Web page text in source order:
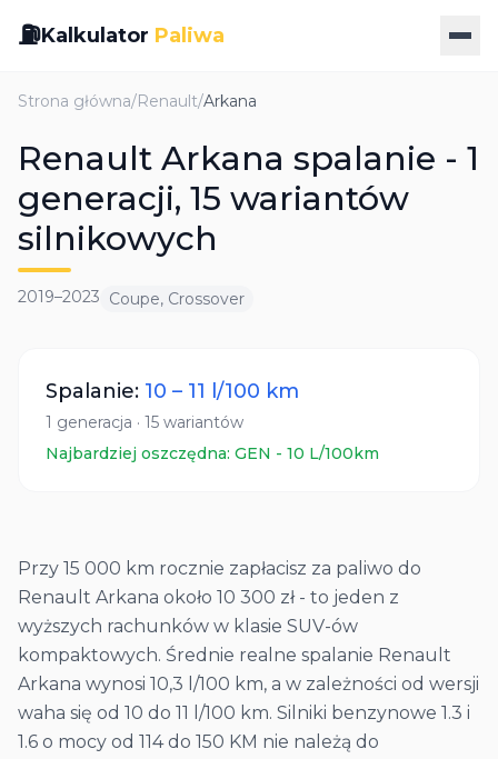
⛽Kalkulator Paliwa
Strona główna/Renault/Arkana
Renault Arkana spalanie - 1
generacji, 15 wariantów
silnikowych
2019–2023 Coupe, Crossover
Spalanie: 10 – 11 l/100 km
1 generacja · 15 wariantów
Najbardziej oszczędna: GEN - 10 L/100km
Przy 15 000 km rocznie zapłacisz za paliwo do
Renault Arkana około 10 300 zł - to jeden z
wyższych rachunków w klasie SUV-ów
kompaktowych. Średnie realne spalanie Renault
Arkana wynosi 10,3 l/100 km, a w zależności od wersji
waha się od 10 do 11 l/100 km. Silniki benzynowe 1.3 i
1.6 o mocy od 114 do 150 KM nie należą do